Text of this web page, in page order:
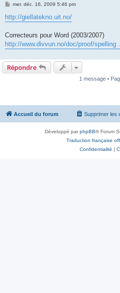
M
s
s
g
e
mer. déc. 16, 2009 5:46 pm
http://giellatekno.uit.no/
Correcteurs pour Word (2003/2007)
http://www.divvun.no/doc/proof/spelling
Répondre
1 message •
Accueil du forum Supprimer les
Développé parphpBB® Forum
Traduction française
Confidentialité |